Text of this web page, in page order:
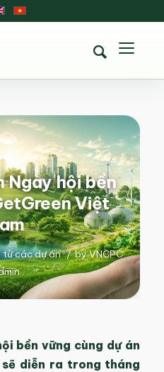
Ngày hội bền
Việt
từ các dự án / byVNCPC
bền vững cùng dự án
diễn ra trong tháng